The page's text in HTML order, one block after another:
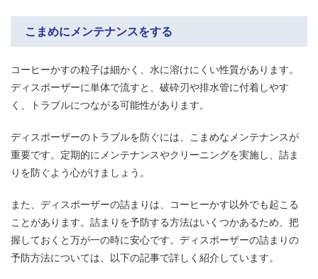
こまめにメンテナンスをする
コーヒーかすの粒子は細かく、水に溶けにくい性質があります。
ディスポーザーに単体で流すと、破砕刃や排水管に付着しやす
く、トラブルにつながる可能性があります。
ディスポーザーのトラブルを防ぐには、こまめなメンテナンスが
重要です。定期的にメンテナンスやクリーニングを実施し、詰ま
りを防ぐよう心がけましょう。
また、ディスポーザーの詰まりは、コーヒーかす以外でも起こる
ことがあります。詰まりを予防する方法はいくつかあるため、把
握しておくと万が一の時に安心です。ディスポーザーの詰まりの
予防方法については、以下の記事で詳しく紹介しています。